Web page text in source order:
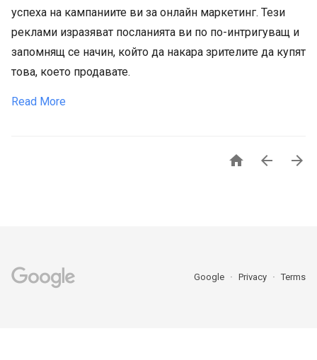
успеха на кампаниите ви за онлайн маркетинг. Тези
реклами изразяват посланията ви по по-интригуващ и
запомнящ се начин, който да накара зрителите да купят
това, което продавате.
Read More
  
Google Privacy Terms